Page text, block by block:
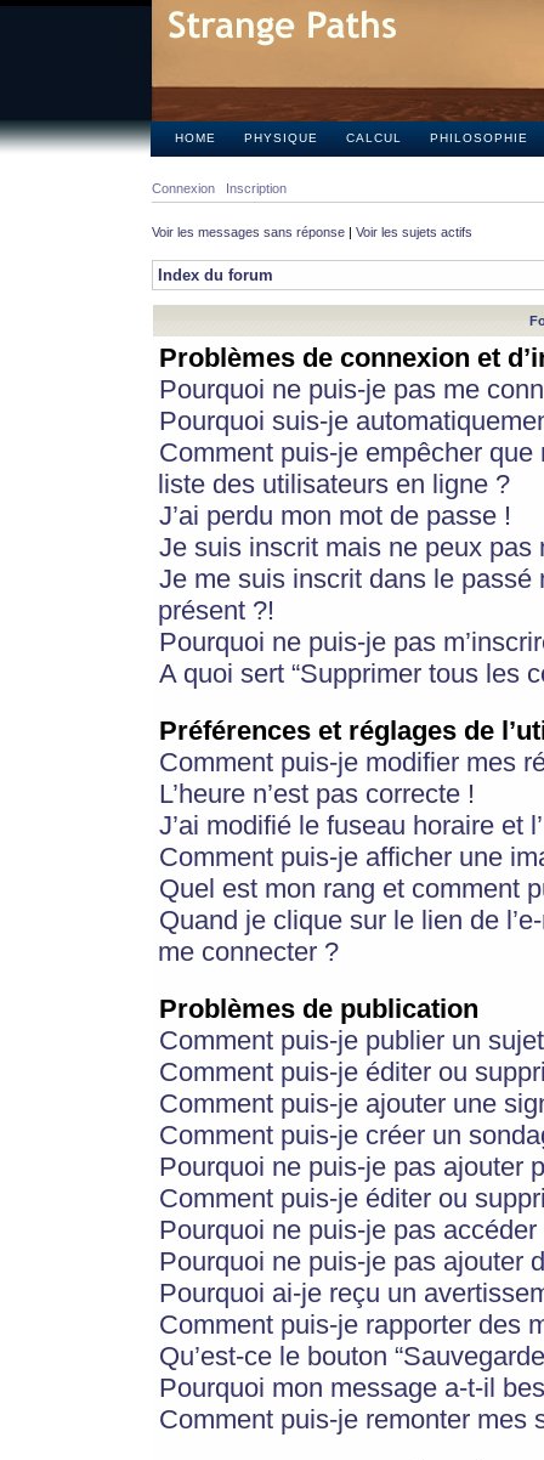
HOME PHYSIQUE CALCUL PHILOSOPHIE
Connexion Inscription
Voir les messages sans réponse | Voir les sujets actifs
Index du forum
Problèmes de connexion et
Pourquoi ne puis-je pas me
Pourquoi suis-je
Comment puis-je empêcher
liste des utilisateurs en ligne ?
J’ai perdu mon mot de passe !
Je suis inscrit mais ne peux pas
Je me suis inscrit dans le
présent ?!
Pourquoi ne puis-je pas
A quoi sert “Supprimer tous les
Préférences et réglages de
Comment puis-je modifier mes
L’heure n’est pas correcte !
J’ai modifié le fuseau horaire et
Comment puis-je afficher une
Quel est mon rang et comment
Quand je clique sur le lien de
me connecter ?
Problèmes de publication
Comment puis-je publier un
Comment puis-je éditer ou
Comment puis-je ajouter une
Comment puis-je créer un
Pourquoi ne puis-je pas ajouter
Comment puis-je éditer ou
Pourquoi ne puis-je pas
Pourquoi ne puis-je pas ajouter
Pourquoi ai-je reçu un
Comment puis-je rapporter des
Qu’est-ce le bouton
Pourquoi mon message a-t-il
Comment puis-je remonter mes